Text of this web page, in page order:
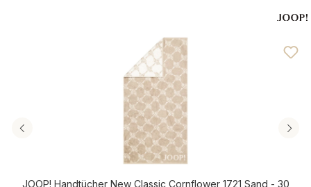
JOOP! Handtücher New Classic Cornflower 1721 Sand - 30